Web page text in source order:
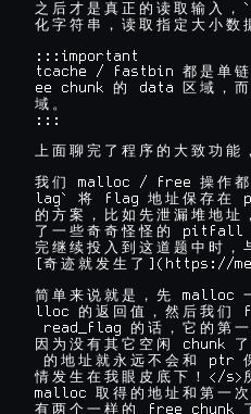
之 后 才 是 真 正 的 读 取 输 入 ，
化 字 符 串 ， 读 取 指 定 大 小 数
:::important
tcache / fastbin 都 是 单 链
ee chunk 的 data 区 域 ， 而
域 。
:::
上 面 聊 完 了 程 序 的 大 致 功 能 ，
我 们 malloc / free 操 作 都
lag` 将 flag 地 址 保 存 在
的 方 案 ， 比 如 先 泄 漏 堆 地 址 ，
了 一 些 奇 奇 怪 怪 的 pitfall
完 继 续 投 入 到 这 道 题 中 时 ，
奇 迹 就 发 生 了 ](https://
简 单 来 说 就 是 ， 先 malloc
lloc 的 返 回 值 ， 然 后 我 们
read_flag
的 话 ， 它 的 第 一
因 为 没 有 其 它 空 闲 chunk 了
的 地 址 就 永 远 不 会 和 ptr
情 发 生 在 我 眼 皮 底 下 ！ </s>
malloc 取 得 的 地 址 和 第 一 次
有 两 个 一 样 的 free chunk